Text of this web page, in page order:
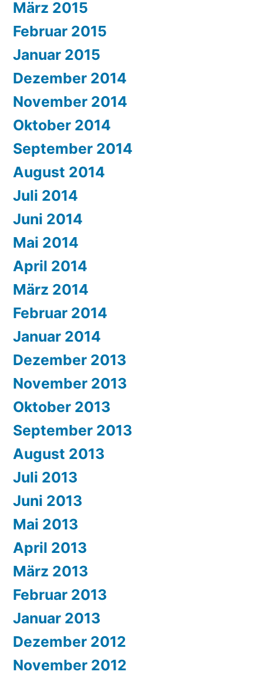
März 2015
Februar 2015
Januar 2015
Dezember 2014
November 2014
Oktober 2014
September 2014
August 2014
Juli 2014
Juni 2014
Mai 2014
April 2014
März 2014
Februar 2014
Januar 2014
Dezember 2013
November 2013
Oktober 2013
September 2013
August 2013
Juli 2013
Juni 2013
Mai 2013
April 2013
März 2013
Februar 2013
Januar 2013
Dezember 2012
November 2012